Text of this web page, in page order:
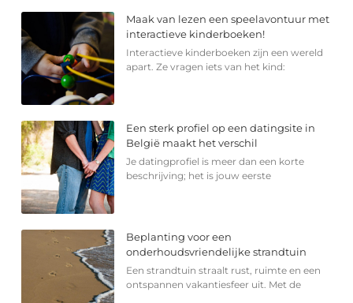
Maak van lezen een speelavontuur met
interactieve kinderboeken!
Interactieve kinderboeken zijn een wereld
apart. Ze vragen iets van het kind:
Een sterk profiel op een datingsite in
België maakt het verschil
Je datingprofiel is meer dan een korte
beschrijving; het is jouw eerste
Beplanting voor een
onderhoudsvriendelijke strandtuin
Een strandtuin straalt rust, ruimte en een
ontspannen vakantiesfeer uit. Met de